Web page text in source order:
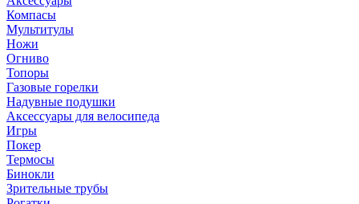
Компасы
Мультитулы
Ножи
Огниво
Топоры
Газовые горелки
Надувные подушки
Аксессуары для велосипеда
Игры
Покер
Термосы
Бинокли
Зрительные трубы